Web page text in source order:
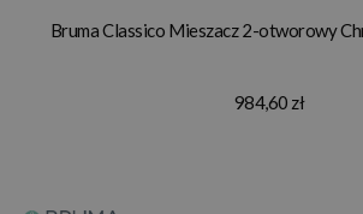
Bruma Classico Mieszacz 2-otworowy
984,60 zł